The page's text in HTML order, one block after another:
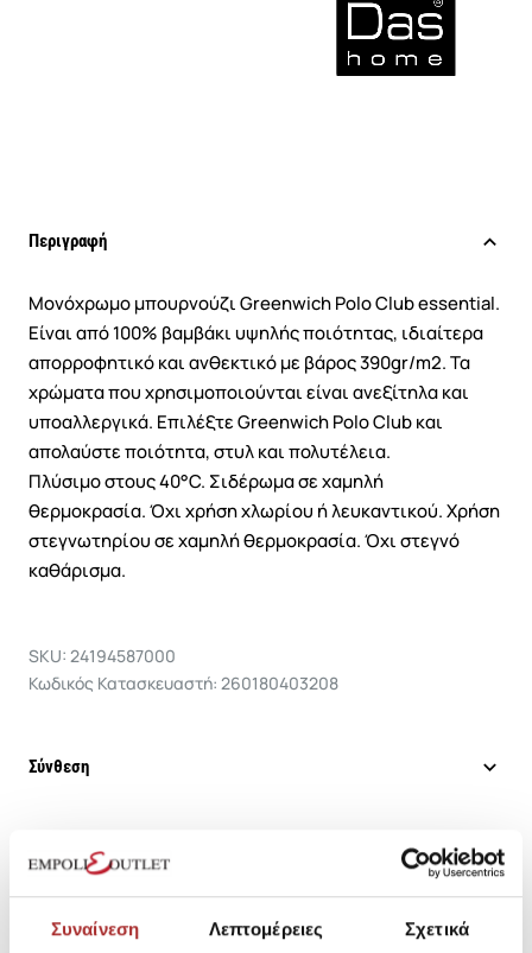
Συναίνεση Λεπτομέρειες Σχετικά
Περιγραφή
Μονόχρωμο μπουρνούζι Greenwich Polo Club essential.
Είναι από 100% βαμβάκι υψηλής ποιότητας, ιδιαίτερα
απορροφητικό και ανθεκτικό με βάρος 390gr/m2. Τα
χρώματα που χρησιμοποιούνται είναι ανεξίτηλα και
υποαλλεργικά. Επιλέξτε Greenwich Polo Club και
απολαύστε ποιότητα, στυλ και πολυτέλεια.
Πλύσιμο στους 40°C. Σιδέρωμα σε χαμηλή
θερμοκρασία. Όχι χρήση χλωρίου ή λευκαντικού. Χρήση
στεγνωτηρίου σε χαμηλή θερμοκρασία. Όχι στεγνό
καθάρισμα.
SKU: 24194587000
Κωδικός Κατασκευαστή: 260180403208
Σύνθεση
Αποστολές Προϊόντων
Επιστροφές Προϊόντων